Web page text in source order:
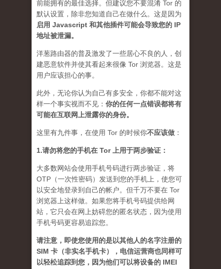
前能拥有的最佳选择。但建议您不要混淆 Tor 的
默认设置，除非您知道自己在做什么。这是因为
启用 Javascript 和其他插件可能会导致您的 IP
地址被泄漏。
洋葱路由器的普及激发了一些居心不良的人，创
建恶意软件并使其看起来很像 Tor 浏览器。这是
用户应该担心的事。
此外，无论你认为自己有多安全，你都不能对这
样一个事实视而不见： 你的任何一点错误都将有
可能在互联网上泄露你的身份。
这里有九件事，在使用 Tor 的时候你不应该做 ：
1.请勿将您的手机在 Tor 上用于两步验证：
大多数网站会使用手机号码进行两步验证，将
OTP（一次性密码）发送到您的手机上，使您可
以安全地登录到自己的帐户。但千万不要在 Tor
浏览器上这样做。如果您将手机号码提供给网
站，它只会在网上妨碍您的匿名状态，因为使用
手机号码更容易追踪您。
请注意，即使您使用的是以其他人的名字注册的
SIM 卡（非实名手机卡），电信运营商也同样可
以轻松追踪到您，因为他们可以将设备的 IMEI